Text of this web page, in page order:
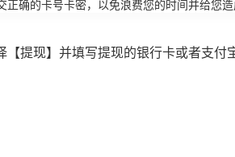
确的卡号卡密，以免浪费您的时间并给您造
【提现】并填写提现的银行卡或者支